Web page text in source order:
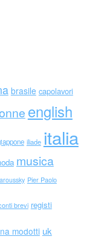
brasile capolavori
english
iliade italia
musica
Pier Paolo
brevi registi
modotti uk